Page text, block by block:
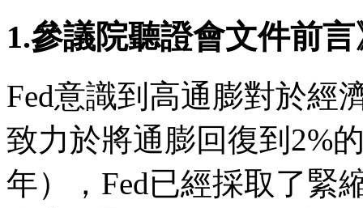
1.參議院聽證會文件前言
Fed意識到高通膨對於經
致力於將通膨回復到2%
年），Fed已經採取了緊